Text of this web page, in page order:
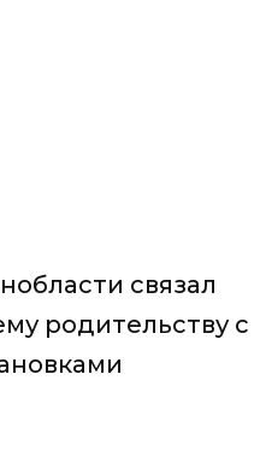
связал
родительству с